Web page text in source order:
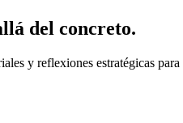
del concreto.
y reflexiones estratégicas